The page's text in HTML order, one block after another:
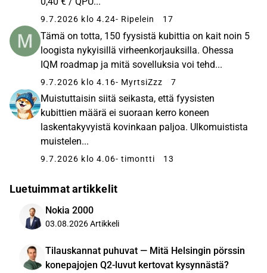
9.7.2026 klo 4.24- Ripelein 17
Tämä on totta, 150 fyysistä kubittia on kait noin 5
loogista nykyisillä virheenkorjauksilla. Ohessa
IQM roadmap ja mitä sovelluksia voi tehd...
9.7.2026 klo 4.16- MyrtsiZzz 7
Muistuttaisin siitä seikasta, että fyysisten
kubittien määrä ei suoraan kerro koneen
laskentakyvyistä kovinkaan paljoa. Ulkomuistista
muistelen...
9.7.2026 klo 4.06- timontti 13
Luetuimmat artikkelit
Nokia 2000
03.08.2026Artikkeli
Tilauskannat puhuvat — Mitä Helsingin pörssin
konepajojen Q2-luvut kertovat kysynnästä?